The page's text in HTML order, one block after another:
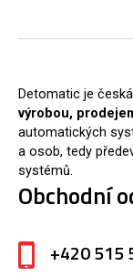
Detomatic je
výrobou,
automatických
a osob, tedy
systémů.
Obchodní
+420 515